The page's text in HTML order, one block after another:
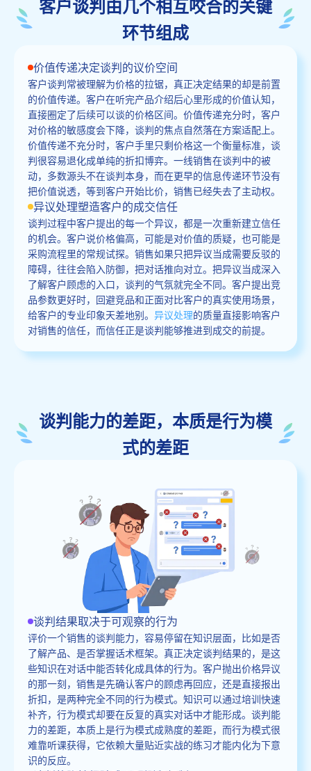
客户谈判由几个相互咬合的关键
环节组成
价值传递决定谈判的议价空间
客户谈判常被理解为价格的拉锯，真正决定结果的却是前置
的价值传递。客户在听完产品介绍后心里形成的价值认知，
直接圈定了后续可以谈的价格区间。价值传递充分时，客户
对价格的敏感度会下降，谈判的焦点自然落在方案适配上。
价值传递不充分时，客户手里只剩价格这一个衡量标准，谈
判很容易退化成单纯的折扣博弈。一线销售在谈判中的被
动，多数源头不在谈判本身，而在更早的信息传递环节没有
把价值说透，等到客户开始比价，销售已经失去了主动权。
异议处理塑造客户的成交信任
谈判过程中客户提出的每一个异议，都是一次重新建立信任
的机会。客户说价格偏高，可能是对价值的质疑，也可能是
采购流程里的常规试探。销售如果只把异议当成需要反驳的
障碍，往往会陷入防御，把对话推向对立。把异议当成深入
了解客户顾虑的入口，谈判的气氛就完全不同。客户提出竞
品参数更好时，回避竞品和正面对比客户的真实使用场景，
给客户的专业印象天差地别。 异议处理的质量直接影响客户
对销售的信任，而信任正是谈判能够推进到成交的前提。
谈判能力的差距，本质是行为模
式的差距
谈判结果取决于可观察的行为
评价一个销售的谈判能力，容易停留在知识层面，比如是否
了解产品、是否掌握话术框架。真正决定谈判结果的，是这
些知识在对话中能否转化成具体的行为。客户抛出价格异议
的那一刻，销售是先确认客户的顾虑再回应，还是直接报出
折扣，是两种完全不同的行为模式。知识可以通过培训快速
补齐，行为模式却要在反复的真实对话中才能形成。谈判能
力的差距，本质上是行为模式成熟度的差距，而行为模式很
难靠听课获得，它依赖大量贴近实战的练习才能内化为下意
识的反应。